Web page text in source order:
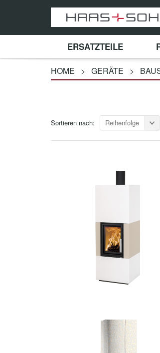
ERSATZTEILE
HOME > GERÄTE >
Sortieren nach: Reihenfolge